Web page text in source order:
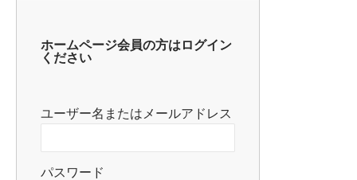
ホームページ会員の方はログイン
ください
ユーザー名またはメールアドレス
パスワード